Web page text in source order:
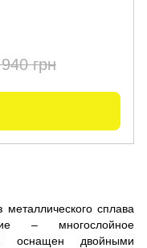
грн
металлического сплава
– многослойное
оснащен двойными